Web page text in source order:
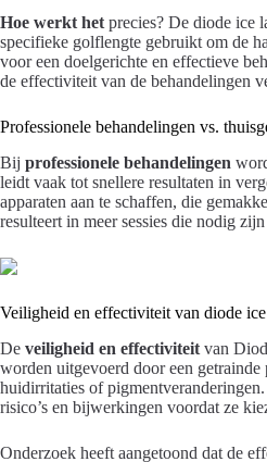
Hoe werkt het precies? De diode ice
specifieke golflengte gebruikt om de
voor een doelgerichte en effectieve
de effectiviteit van de behandelingen
Professionele behandelingen vs.
Bij professionele behandelingen
leidt vaak tot snellere resultaten in
apparaten aan te schaffen, die
resulteert in meer sessies die nodig
Veiligheid en effectiviteit van diode
De veiligheid en effectiviteit van
worden uitgevoerd door een
huidirritaties of
risico’s en bijwerkingen voordat ze
Onderzoek heeft aangetoond dat de